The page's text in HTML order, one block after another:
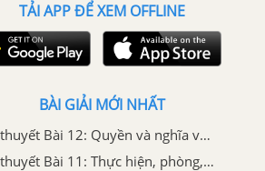
TẢI APP ĐỂ XEM OFFLINE
BÀI GIẢI MỚI NHẤT
Lý thuyết Bài 12: Quyền và nghĩa vụ của công dân trong gia đình GDCD 7 Cánh diều
Lý thuyết Bài 11: Thực hiện, phòng, chống tệ nạn xã hội GDCD 7 Cánh diều